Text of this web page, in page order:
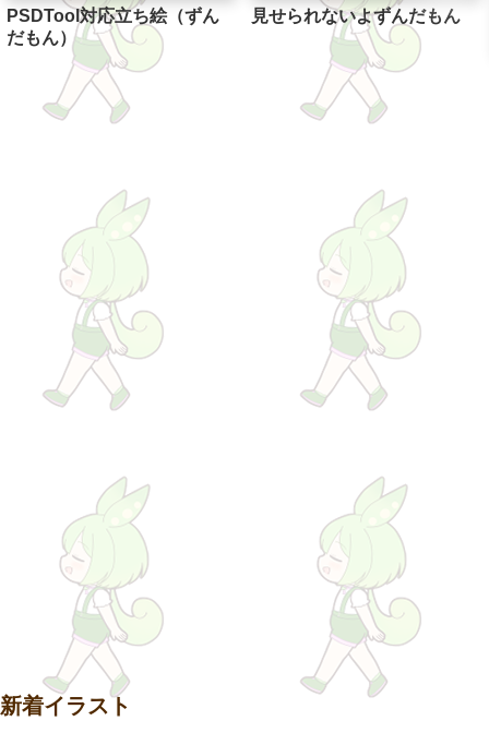
PSDTool対応立ち絵（ずん
だもん）
見せられないよずんだもん
新着イラスト